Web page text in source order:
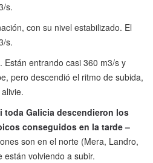
s.
con su nivel estabilizado. El
s.
Están entrando casi 360 m3/s y
pero descendió el ritmo de subida,
toda Galicia descendieron los
conseguidos en la tarde –
son en el norte (Mera, Landro,
volviendo a subir.